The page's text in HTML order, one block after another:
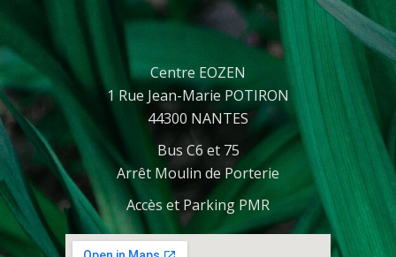
Centre EOZEN
1 Rue Jean-Marie POTIRON
44300 NANTES
Bus C6 et 75
Arrêt Moulin de Porterie
Accès et Parking PMR